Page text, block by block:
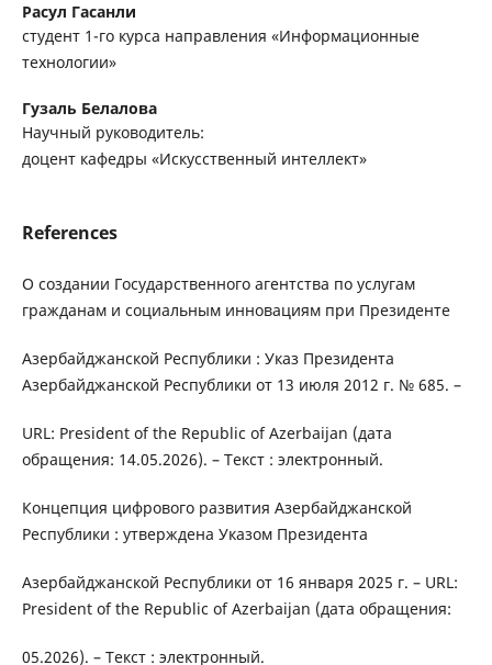
Расул Гасанли
студент 1-го курса направления «Информационные
технологии»
Гузаль Белалова
Научный руководитель:
доцент кафедры «Искусственный интеллект»
References
О создании Государственного агентства по услугам
гражданам и социальным инновациям при Президенте
Азербайджанской Республики : Указ Президента
Азербайджанской Республики от 13 июля 2012 г. № 685. –
URL: President of the Republic of Azerbaijan (дата
обращения: 14.05.2026). – Текст : электронный.
Концепция цифрового развития Азербайджанской
Республики : утверждена Указом Президента
Азербайджанской Республики от 16 января 2025 г. – URL:
President of the Republic of Azerbaijan (дата обращения:
05.2026). – Текст : электронный.